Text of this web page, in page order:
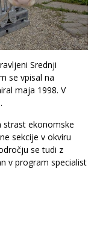
Srednji
se vpisal na
maja 1998. V
strast ekonomske
sekcije v okviru
se tudi z
v program specialist